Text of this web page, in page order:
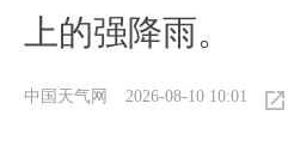
上的强降雨。
中国天气网 2026-08-10 10:01